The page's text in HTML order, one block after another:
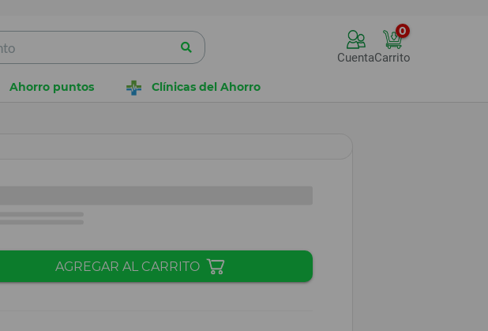
Cuenta
0
Carrito
Ahorro puntos Clínicas del Ahorro
AGREGAR AL CARRITO